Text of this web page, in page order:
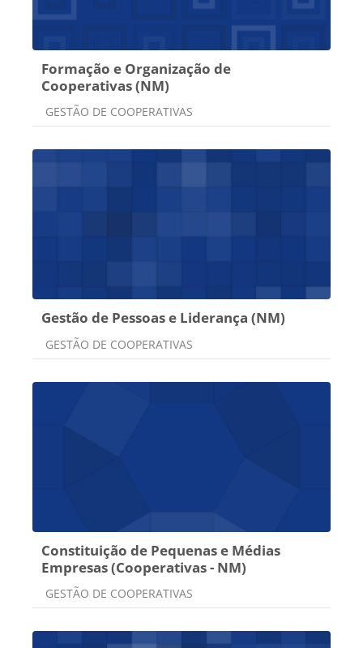
Formação e Organização de
Cooperativas (NM)
Categoria do curso
GESTÃO DE COOPERATIVAS
Gestão de Pessoas e Liderança (NM)
Categoria do curso
GESTÃO DE COOPERATIVAS
Constituição de Pequenas e Médias
Empresas (Cooperativas - NM)
Categoria do curso
GESTÃO DE COOPERATIVAS